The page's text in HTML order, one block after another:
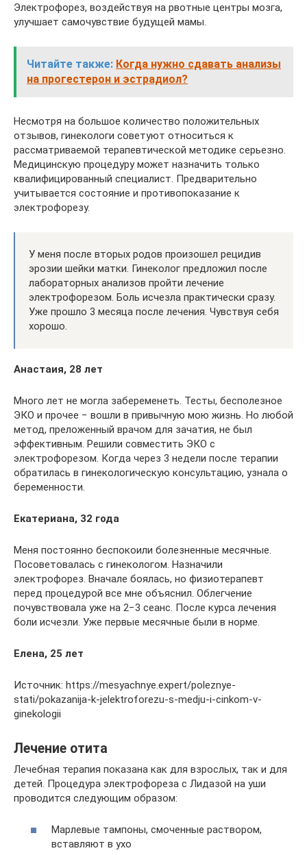
Электрофорез, воздействуя на рвотные центры мозга,
улучшает самочувствие будущей мамы.
Читайте также: Когда нужно сдавать анализы
на прогестерон и эстрадиол?
Несмотря на большое количество положительных
отзывов, гинекологи советуют относиться к
рассматриваемой терапевтической методике серьезно.
Медицинскую процедуру может назначить только
квалифицированный специалист. Предварительно
учитывается состояние и противопоказание к
электрофорезу.
У меня после вторых родов произошел рецидив
эрозии шейки матки. Гинеколог предложил после
лабораторных анализов пройти лечение
электрофорезом. Боль исчезла практически сразу.
Уже прошло 3 месяца после лечения. Чувствуя себя
хорошо.
Анастаия, 28 лет
Много лет не могла забеременеть. Тесты, бесполезное
ЭКО и прочее − вошли в привычную мою жизнь. Но любой
метод, преложенный врачом для зачатия, не был
эффективным. Решили совместить ЭКО с
электрофорезом. Когда через 3 недели после терапии
обратилась в гинекологическую консультацию, узнала о
беременности.
Екатериана, 32 года
Меня постоянно беспокоили болезненные месячные.
Посоветовалась с гинекологом. Назначили
электрофорез. Вначале боялась, но физиотерапевт
перед процедурой все мне объяснил. Облегчение
почувствовала уже на 2−3 сеанс. После курса лечения
боли исчезли. Уже первые месячные были в норме.
Елена, 25 лет
Источник: https://mesyachnye.expert/poleznye-
stati/pokazanija-k-jelektroforezu-s-medju-i-cinkom-v-
ginekologii
Лечение отита
Лечебная терапия показана как для взрослых, так и для
детей. Процедура электрофореза с Лидазой на уши
проводится следующим образом:
Марлевые тампоны, смоченные раствором,
вставляют в ухо